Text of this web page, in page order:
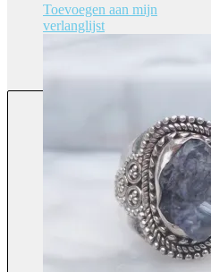
Toevoegen aan mijn
verlanglijst